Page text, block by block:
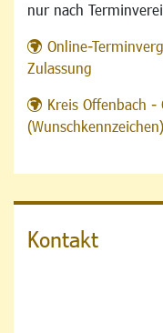
nur nach
Online-
Zulassung
Kreis Offenbach -
(Wunschkennzeichen)
Kontakt